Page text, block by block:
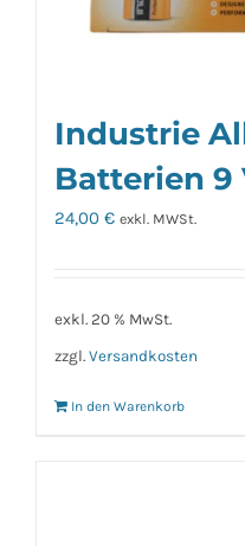
Industrie
Batterien 9
24,00 € exkl. MWSt.
exkl. 20 % MwSt.
zzgl. Versandkosten
In den Warenkorb